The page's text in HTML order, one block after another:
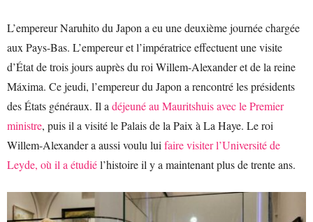
L’empereur Naruhito du Japon a eu une deuxième journée chargée
aux Pays-Bas. L’empereur et l’impératrice effectuent une visite
d’État de trois jours auprès du roi Willem-Alexander et de la reine
Máxima. Ce jeudi, l’empereur du Japon a rencontré les présidents
des États généraux. Il a déjeuné au Mauritshuis avec le Premier
ministre, puis il a visité le Palais de la Paix à La Haye. Le roi
Willem-Alexander a aussi voulu lui faire visiter l’Université de
Leyde, où il a étudiél’histoire il y a maintenant plus de trente ans.